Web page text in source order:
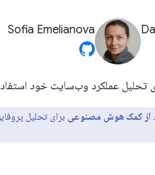
Sofia Emelianova
تحلیل عملکرد وب‌سایت خود
از کمک هوش مصنوعی برای تحلیل